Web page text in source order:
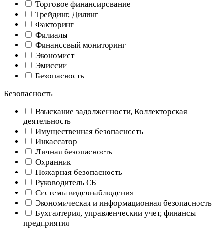
Торговое финансирование
Трейдинг, Дилинг
Факторинг
Филиалы
Финансовый мониторинг
Экономист
Эмиссии
Безопасность
Безопасность
Взыскание задолженности, Коллекторская
деятельность
Имущественная безопасность
Инкассатор
Личная безопасность
Охранник
Пожарная безопасность
Руководитель СБ
Системы видеонаблюдения
Экономическая и информационная безопасность
Бухгалтерия, управленческий учет, финансы
предприятия